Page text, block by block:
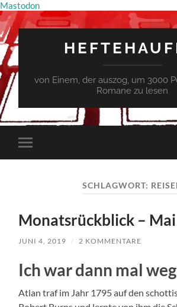
Mastodon
von Einem, der auszog, um 3000
Romane zu lesen
Mobile-
Menü
SCHLAGWORT:
Monatsrückblick –
JUNI 4, 2019 / 2 KOMMENTARE
Ich war dann mal weg
Atlan traf im Jahr 1795 auf den